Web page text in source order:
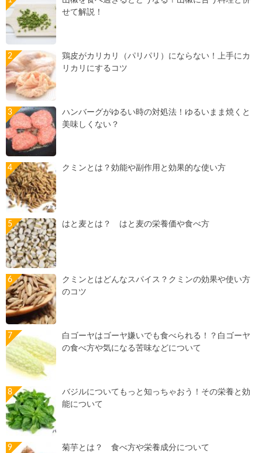
せて解説！
鶏皮がカリカリ（パリパリ）にならない！上手にカ
リカリにするコツ
ハンバーグがゆるい時の対処法！ゆるいまま焼くと
美味しくない？
クミンとは？効能や副作用と効果的な使い方
はと麦とは？ はと麦の栄養価や食べ方
クミンとはどんなスパイス？クミンの効果や使い方
のコツ
白ゴーヤはゴーヤ嫌いでも食べられる！？白ゴーヤ
の食べ方や気になる苦味などについて
バジルについてもっと知っちゃおう！その栄養と効
能について
菊芋とは？ 食べ方や栄養成分について